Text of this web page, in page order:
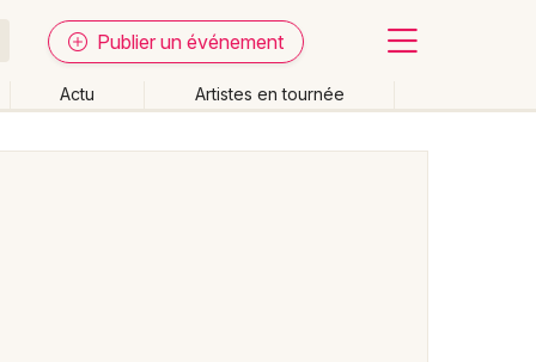
Publier un événement
Actu Artistes en tournée